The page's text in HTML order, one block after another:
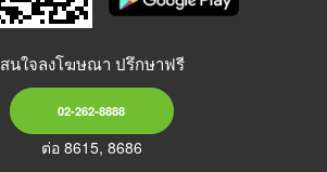
สนใจลงโฆษณา ปรึกษาฟรี
02-262-8888
ต่อ 8615, 8686